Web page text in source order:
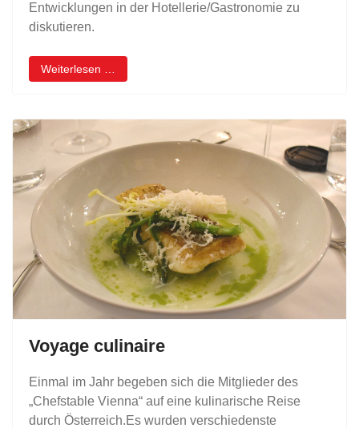
Entwicklungen in der Hotellerie/Gastronomie zu
diskutieren.
Weiterlesen …
Voyage culinaire
Einmal im Jahr begeben sich die Mitglieder des
„Chefstable Vienna“ auf eine kulinarische Reise
durch Österreich.Es wurden verschiedenste